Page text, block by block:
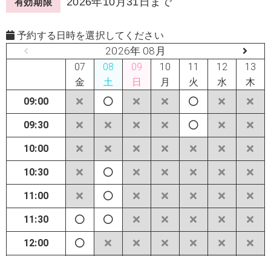
有効期限
予約する日時を選択してください
2026年 08月
07
金
08
土
09
日
10
月
11
火
12
水
13
木
09:00
09:30
10:00
10:30
11:00
11:30
12:00